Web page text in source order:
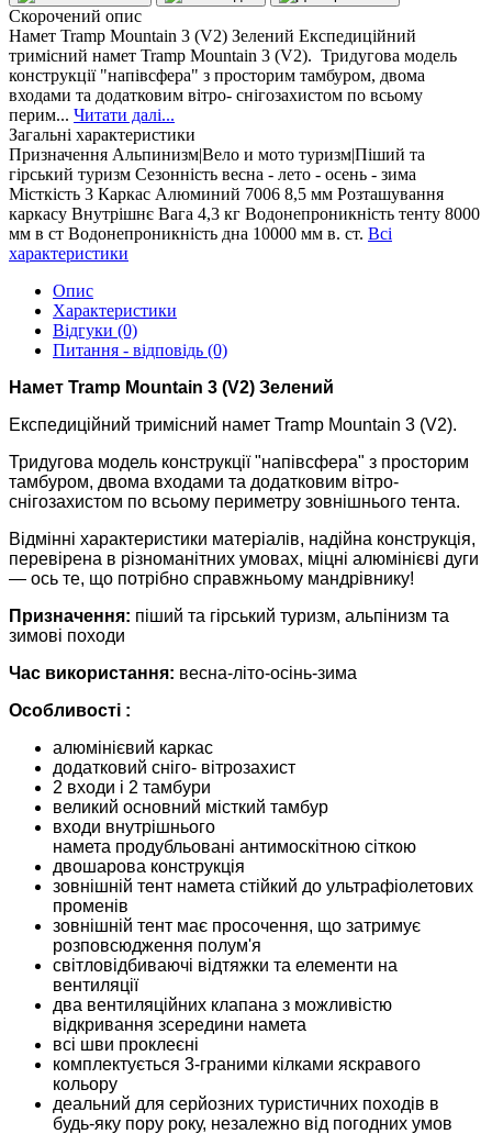
Скорочений опис
Намет Tramp Mountain 3 (V2) Зелений Експедиційний
тримісний намет Tramp Mountain 3 (V2). Тридугова модель
конструкції "напівсфера" з просторим тамбуром, двома
входами та додатковим вітро- снігозахистом по всьому
перим... Читати далі...
Загальні характеристики
Призначення Альпинизм|Вело и мото туризм|Піший та
гірський туризм Сезонність весна - лето - осень - зима
Місткість 3 Каркас Алюминий 7006 8,5 мм Розташування
каркасу Внутрішнє Вага 4,3 кг Водонепроникність тенту 8000
мм в ст Водонепроникність дна 10000 мм в. ст. Всі
характеристики
Опис
Характеристики
Відгуки (0)
Питання - відповідь (0)
Намет Tramp Mountain 3 (V2) Зелений
Експедиційний тримісний намет Tramp Mountain 3 (V2).
Тридугова модель конструкції "напівсфера" з просторим
тамбуром, двома входами та додатковим вітро-
снігозахистом по всьому периметру зовнішнього тента.
Відмінні характеристики матеріалів, надійна конструкція,
перевірена в різноманітних умовах, міцні алюмінієві дуги
— ось те, що потрібно справжньому мандрівнику!
Призначення: піший та гірський туризм, альпінизм та
зимові походи
Час використання: весна-літо-осінь-зима
Особливості :
алюмінієвий каркас
додатковий сніго- вітрозахист
2 входи і 2 тамбури
великий основний місткий тамбур
входи внутрішнього
намета продубльовані антимоскітною сіткою
двошарова конструкція
зовнішній тент намета стійкий до ультрафіолетових
променів
зовнішній тент має просочення, що затримує
розповсюдження полум'я
світловідбиваючі відтяжки та елементи на
вентиляції
два вентиляційних клапана з можливістю
відкривання зсередини намета
всі шви проклеєні
комплектується 3-граними кілками яскравого
кольору
деальний для серйозних туристичних походів в
будь-яку пору року, незалежно від погодних умов